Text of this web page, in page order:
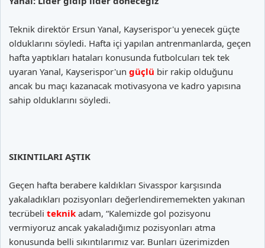
Teknik direktör Ersun Yanal, Kayserispor'u yenecek güçte
olduklarını söyledi. Hafta içi yapılan antrenmanlarda, geçen
hafta yaptıkları hataları konusunda futbolcuları tek tek
uyaran Yanal, Kayserispor'un güçlü bir rakip olduğunu
ancak bu maçı kazanacak motivasyona ve kadro yapısına
sahip olduklarını söyledi.
SIKINTILARI AŞTIK
Geçen hafta berabere kaldıkları Sivasspor karşısında
yakaladıkları pozisyonları değerlendirememekten yakınan
tecrübeli teknik adam, “Kalemizde gol pozisyonu
vermiyoruz ancak yakaladığımız pozisyonları atma
konusunda belli sıkıntılarımız var. Bunları üzerimizden